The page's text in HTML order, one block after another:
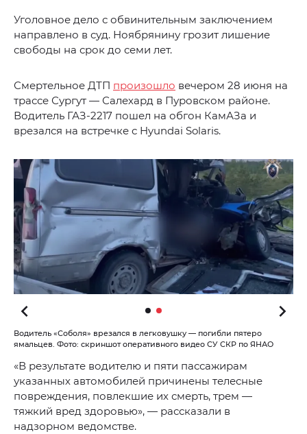
Уголовное дело с обвинительным заключением
направлено в суд. Ноябрянину грозит лишение
свободы на срок до семи лет.
Смертельное ДТП произошло вечером 28 июня на
трассе Сургут — Салехард в Пуровском районе.
Водитель ГАЗ-2217 пошел на обгон КамАЗа и
врезался на встречке с Hyundai Solaris.
Водитель «Соболя» врезался в легковушку — погибли пятеро
ямальцев. Фото: скриншот оперативного видео СУ СКР по ЯНАО
«В результате водителю и пяти пассажирам
указанных автомобилей причинены телесные
повреждения, повлекшие их смерть, трем —
тяжкий вред здоровью», — рассказали в
надзорном ведомстве.